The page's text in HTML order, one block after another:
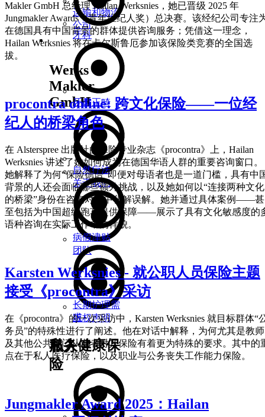
运输和物流
公司
关于我们
Werks
Makler
GmbH
关于我们
团队
版权声明
服务
牙科
牙齿正畸
自然疗法
病假津贴
长期护理需
求
私人健康保
险
Makler GmbH 总经理 Hailan Werksnies，她已晋级 2025 年
Jungmakler Awards（青年经纪人奖）总决赛。该经纪公司专注
在德国具有中国背景的群体提供咨询服务；凭借这一理念，
Hailan Werksnies 将在卡尔斯鲁厄参加该保险类竞赛的全国选
拔。
procontra online: 跨文化保险——一位经
纪人的桥梁角色
在 Alsterspree 出版社的保险专业杂志《procontra》上，Hailan
Werksnies 讲述了她如何成为在德国华语人群的重要咨询窗口。
她解释了为何“保险德语”即便对母语者也是一道门槛，具有中
背景的人还会面临哪些额外挑战，以及她如何以“连接两种文化
的桥梁”身份在咨询对话中化解误解。她并通过具体案例——甚
至包括为中国超级跑车提供保障——展示了具有文化敏感度的
语种咨询在实际工作中的样貌。
Karsten Werksnies - 就公职人员保险主题
接受《procontra》采访
在《procontra》的一次采访中，Karsten Werksnies 就目标群体“
务员”的特殊性进行了阐述。他在对话中解释，为何尤其是教师
及其他公共部门从业者对其保险有着更为特殊的要求。其中的
点在于私人医疗保险，以及职业与公务丧失工作能力保险。
Jungmakler Award 2025：Hailan